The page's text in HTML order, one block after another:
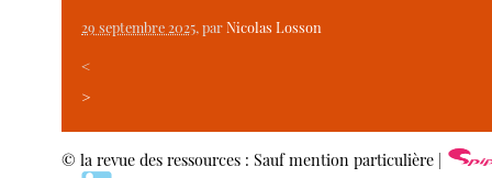
29 septembre 2025, parNicolas Losson
<
>
© la revue des ressources : Sauf mention particulière |